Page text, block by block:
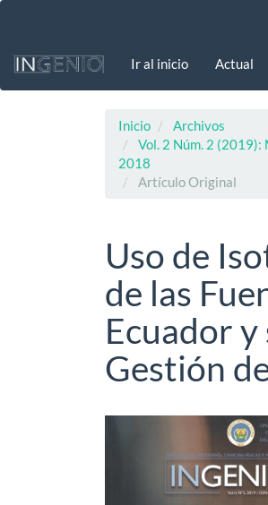
principal
Ir al inicio Actual
Inicio
Archivos
Vol. 2 Núm. 2
2018
Artículo Original
Uso de
de las
Ecuador
Gestión
lateral